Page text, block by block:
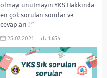
olmayı unutmayın YKS Hakkında
en çok sorulan sorular ve
cevapları ! ”
www.rehberlikservisi.net ”
25.07.2021 1.654